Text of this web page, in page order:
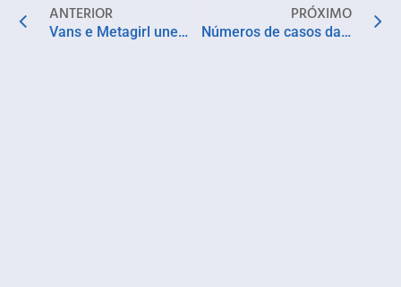
ANTERIOR
Vans e Metagirl unem universos em collab que eleva o icônico Old Skool ao status de alta moda Y2K
PRÓXIMO
Números de casos da doença de Chagas voltam a crescer no Brasil